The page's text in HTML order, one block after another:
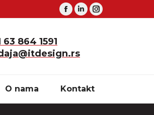
Facebook
LinkedinInstagram
63 864 1591
O nama Kontakt